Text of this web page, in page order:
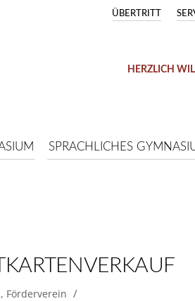
ÜBERTRITT
HERZLICH
SPRACHLICHES
, Förderverein /